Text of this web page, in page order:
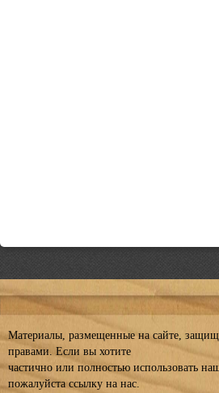
Материалы, размещенные на сайте,
правами. Если вы хотите
частично или полностью использовать
пожалуйста ссылку на нас.